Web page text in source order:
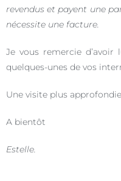
revendus et payent une
nécessite une facture.
Je vous remercie
quelques-unes de vos
Une visite plus
A bientôt
Estelle.